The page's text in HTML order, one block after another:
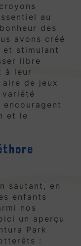
au
des
avons créé
et stimulant
libre
à leur
de jeux
et le
sautant, en
enfants
nos
un aperçu
Park
: